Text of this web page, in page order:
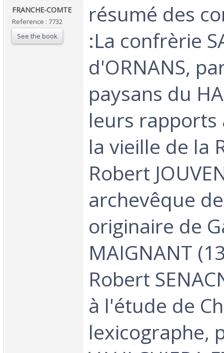
‎FRANCHE-COMTE‎
Reference : 7732
See the book
‎résumé des
:La confrèrie
d'ORNANS,
paysans du
leurs rapports
la vieille de la
Robert
archevêque
originaire de
MAIGNANT
Robert
à l'étude de
lexicographe,